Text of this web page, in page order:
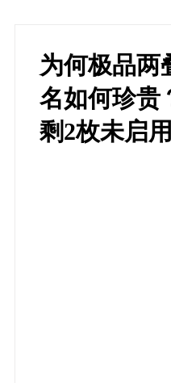
为何极品两
名如何珍贵
剩2枚未启